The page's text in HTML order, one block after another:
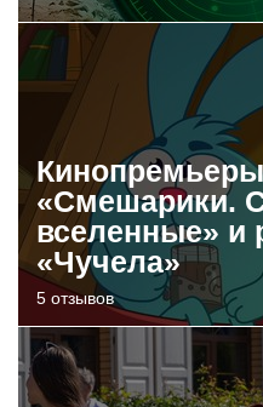
Кинопремьеры
«Смешарики.
вселенные» и
«Чучела»
5 отзывов